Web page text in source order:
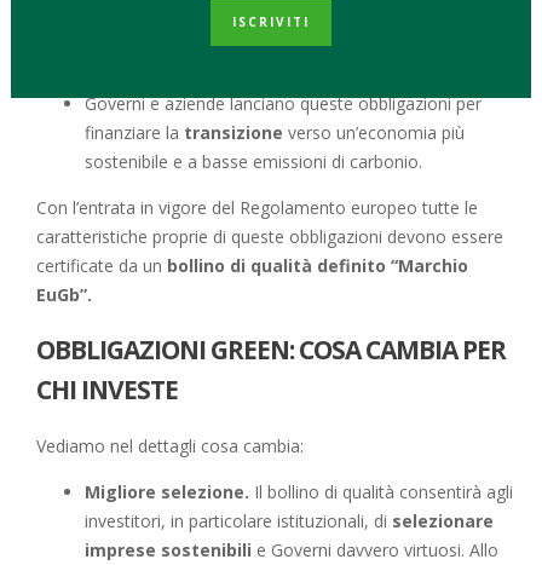
finanziare o rifinanziare investimenti
spese o attività tese ad affrontare questioni climatiche
Governi e aziende lanciano queste obbligazioni per
finanziare la transizione verso un’economia più
sostenibile e a basse emissioni di carbonio.
Con l’entrata in vigore del Regolamento europeo tutte le
caratteristiche proprie di queste obbligazioni devono essere
certificate da un bollino di qualità definito “Marchio
EuGb”.
OBBLIGAZIONI GREEN: COSA CAMBIA PER
CHI INVESTE
Vediamo nel dettagli cosa cambia:
Migliore selezione. Il bollino di qualità consentirà agli
investitori, in particolare istituzionali, di selezionare
imprese sostenibili e Governi davvero virtuosi. Allo
ISCRIVITI